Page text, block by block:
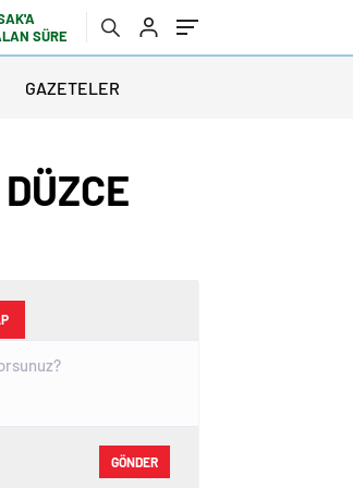
SÜRE
GAZETELER
GÖNDER